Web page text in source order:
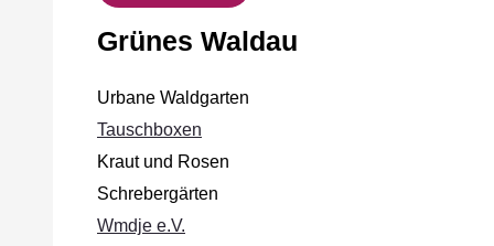
Grünes Waldau
Urbane Waldgarten
Tauschboxen
Kraut und Rosen
Schrebergärten
Wmdje e.V.